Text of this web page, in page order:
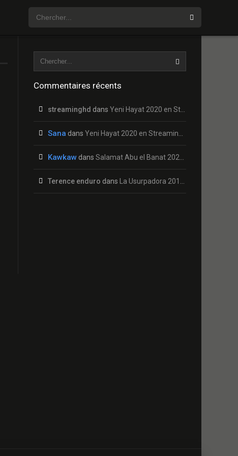
Commentaires récents
streaminghd dans Yeni Hayat 2020 en Streaming HD Gratuit !
Sana dans Yeni Hayat 2020 en Streaming HD Gratuit !
Kawkaw dans Salamat Abu el Banat 2020 en Streaming HD Gratuit !
Terence enduro dans La Usurpadora 2019 en Streaming HD Gratuit !